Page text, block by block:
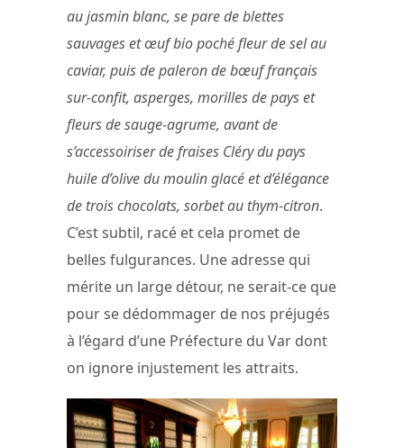
au jasmin blanc, se pare de blettes
sauvages et œuf bio poché fleur de sel au
caviar, puis de paleron de bœuf français
sur-confit, asperges, morilles de pays et
fleurs de sauge-agrume, avant de
s’accessoiriser de fraises Cléry du pays
huile d’olive du moulin glacé et d’élégance
de trois chocolats, sorbet au thym-citron.
C’est subtil, racé et cela promet de
belles fulgurances. Une adresse qui
mérite un large détour, ne serait-ce que
pour se dédommager de nos préjugés
à l’égard d’une Préfecture du Var dont
on ignore injustement les attraits.